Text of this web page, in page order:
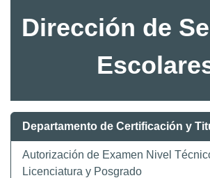
Dirección de
Departamento de Certificación y
Autorización de Examen Nivel
Licenciatura y Posgrado